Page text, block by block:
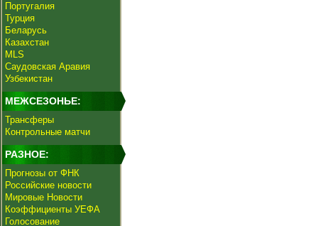
Португалия
Турция
Беларусь
Казахстан
MLS
Саудовская Аравия
Узбекистан
МЕЖСЕЗОНЬЕ:
Трансферы
Контрольные матчи
РАЗНОЕ:
Прогнозы от ФНК
Российские новости
Мировые Новости
Коэффициенты УЕФА
Голосование